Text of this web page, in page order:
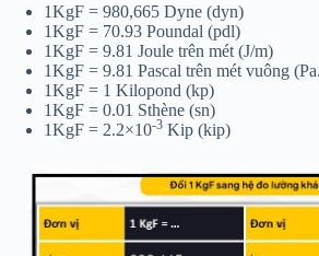
1KgF = 980,665 Dyne (dyn)
1KgF = 70.93 Poundal (pdl)
1KgF = 9.81 Joule trên mét (J/m)
1KgF = 9.81 Pascal trên mét vuông
1KgF = 1 Kilopond (kp)
1KgF = 0.01 Sthène (sn)
1KgF = 2.2×10-3 Kip (kip)